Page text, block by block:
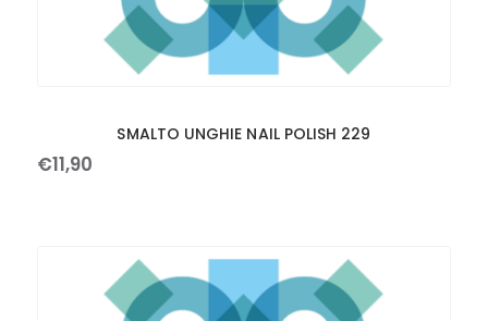
SMALTO UNGHIE NAIL POLISH 229
€11,90